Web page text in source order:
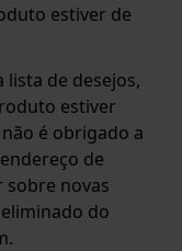
estiver de
de desejos,
estiver
é obrigado a
de
novas
do